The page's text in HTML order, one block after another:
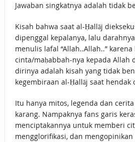
Jawaban singkatnya adalah tidak
Kisah bahwa saat al-Ḥallāj
dipenggal kepalanya, lalu
menulis lafal “Allah..Allah..”
cinta/maḥabbah-nya kepada Allah
dirinya adalah kisah yang tidak
kegembiraan al-Ḥallāj saat hendak
Itu hanya mitos, legenda dan
karang. Nampaknya fans garis
menciptakannya untuk memberi
mengglorifikasi, dan